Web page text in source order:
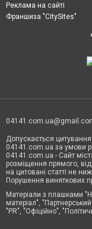
Реклама на сайті
Франшиза "CitySites"
Допускається
04141.com.ua за умови
04141.com.ua - Сайт
розміщення прямого,
на цитовані статті не
Порушення виняткових
Матеріали з плашками
матеріал",
"PR", "Офіційно",